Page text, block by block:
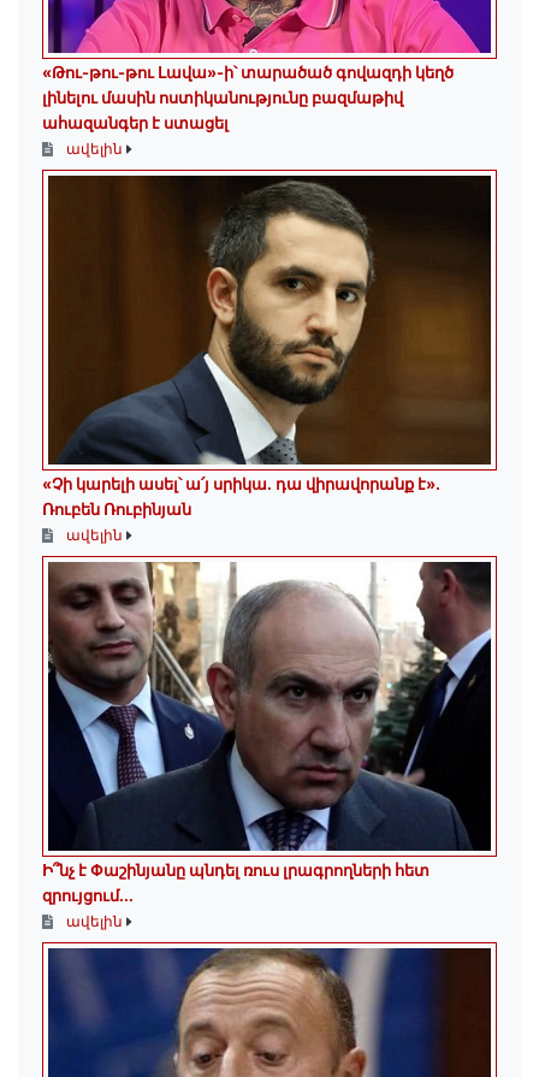
«Թու-թու-թու Լավա»-ի՝ տարածած գովազդի կեղծ
լինելու մասին ոստիկանությունը բազմաթիվ
ահազանգեր է ստացել
ավելին
«Չի կարելի ասել՝ ա՛յ սրիկա․ դա վիրավորանք է»․
Ռուբեն Ռուբինյան
ավելին
Ի՞նչ է Փաշինյանը պնդել ռուս լրագրողների հետ
զրույցում․․․
ավելին